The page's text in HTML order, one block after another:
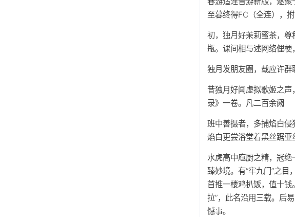
至暮终得FC（全连），拊
初，独月好茉莉蜜茶，尊
瓶。课间相与述网络俚梗
独月发朋友圈，载应许群
昔独月好闻虚拟歌姬之
录》一卷。凡二百余阙
班中善摄者，多捕焰白侵
焰白更尝浴堂着黑丝踞亚
水虎高中庖厨之精，冠
臻妙境。有“牢九门”之目
首推一楼鸡扒饭，值十
拉”，此名沿用三载。后
憾事。